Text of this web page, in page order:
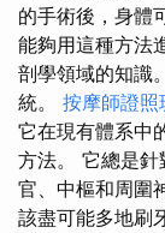
的手術後，身體
能夠用這種方法
剖學領域的知識
統。 按摩師證照
它在現有體系中
方法。 它總是
官、中樞和周圍
該盡可能多地刷